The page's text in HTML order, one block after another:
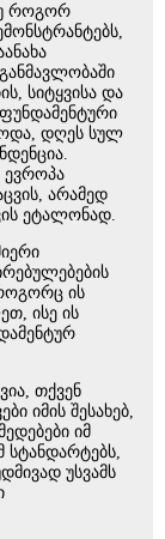
როგორ
სიტყვისა და
დღეს სულ
ევროპა
არამედ
ეტალონად.
ის
ისე ის
თქვენ
იმის შესახებ,
იმ
სტანდარტებს,
უსვამს